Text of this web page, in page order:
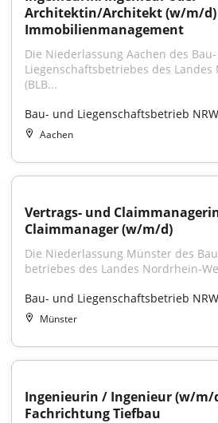
Architektin/Architekt (w/m/d)
Immobilienmanagement
Die Niederlassung Aachen des
Liegenschaftsbetriebes des
(BLB...
Bau- und Liegenschaftsbetrieb NRW
Aachen
Vertrags- und
Claimmanager (w/m/d)
Die Niederlassung Münster des
betriebes des Landes
Bau- und Liegenschaftsbetrieb NRW
Münster
Ingenieurin / Ingenieur (w/m/
Fachrichtung Tiefbau